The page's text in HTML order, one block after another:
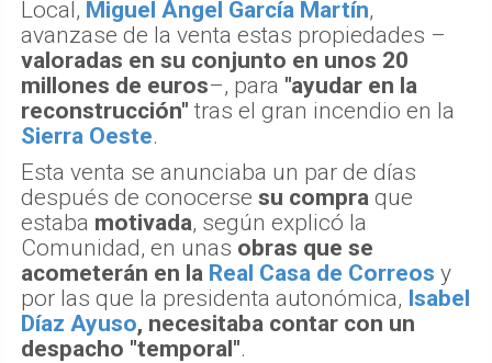
Local, Miguel Ángel García Martín,
avanzase de la venta estas propiedades –
valoradas en su conjunto en unos 20
millones de euros–, para "ayudar en la
reconstrucción" tras el gran incendio en la
Sierra Oeste.
Esta venta se anunciaba un par de días
después de conocerse su compra que
estaba motivada, según explicó la
Comunidad, en unas obras que se
acometerán en la Real Casa de Correos y
por las que la presidenta autonómica, Isabel
Díaz Ayuso, necesitaba contar con un
despacho "temporal".